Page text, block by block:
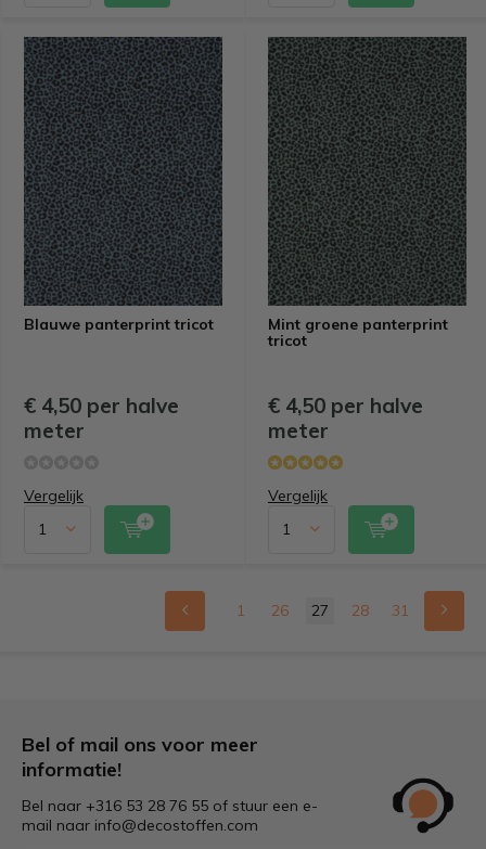
Blauwe panterprint tricot
€ 4,50 per halve
meter
Vergelijk
Mint groene panterprint
tricot
€ 4,50 per halve
meter
Vergelijk
1 26 27 28 31
Bel of mail ons voor meer
informatie!
Bel naar +316 53 28 76 55 of stuur een e-
mail naar info@decostoffen.com